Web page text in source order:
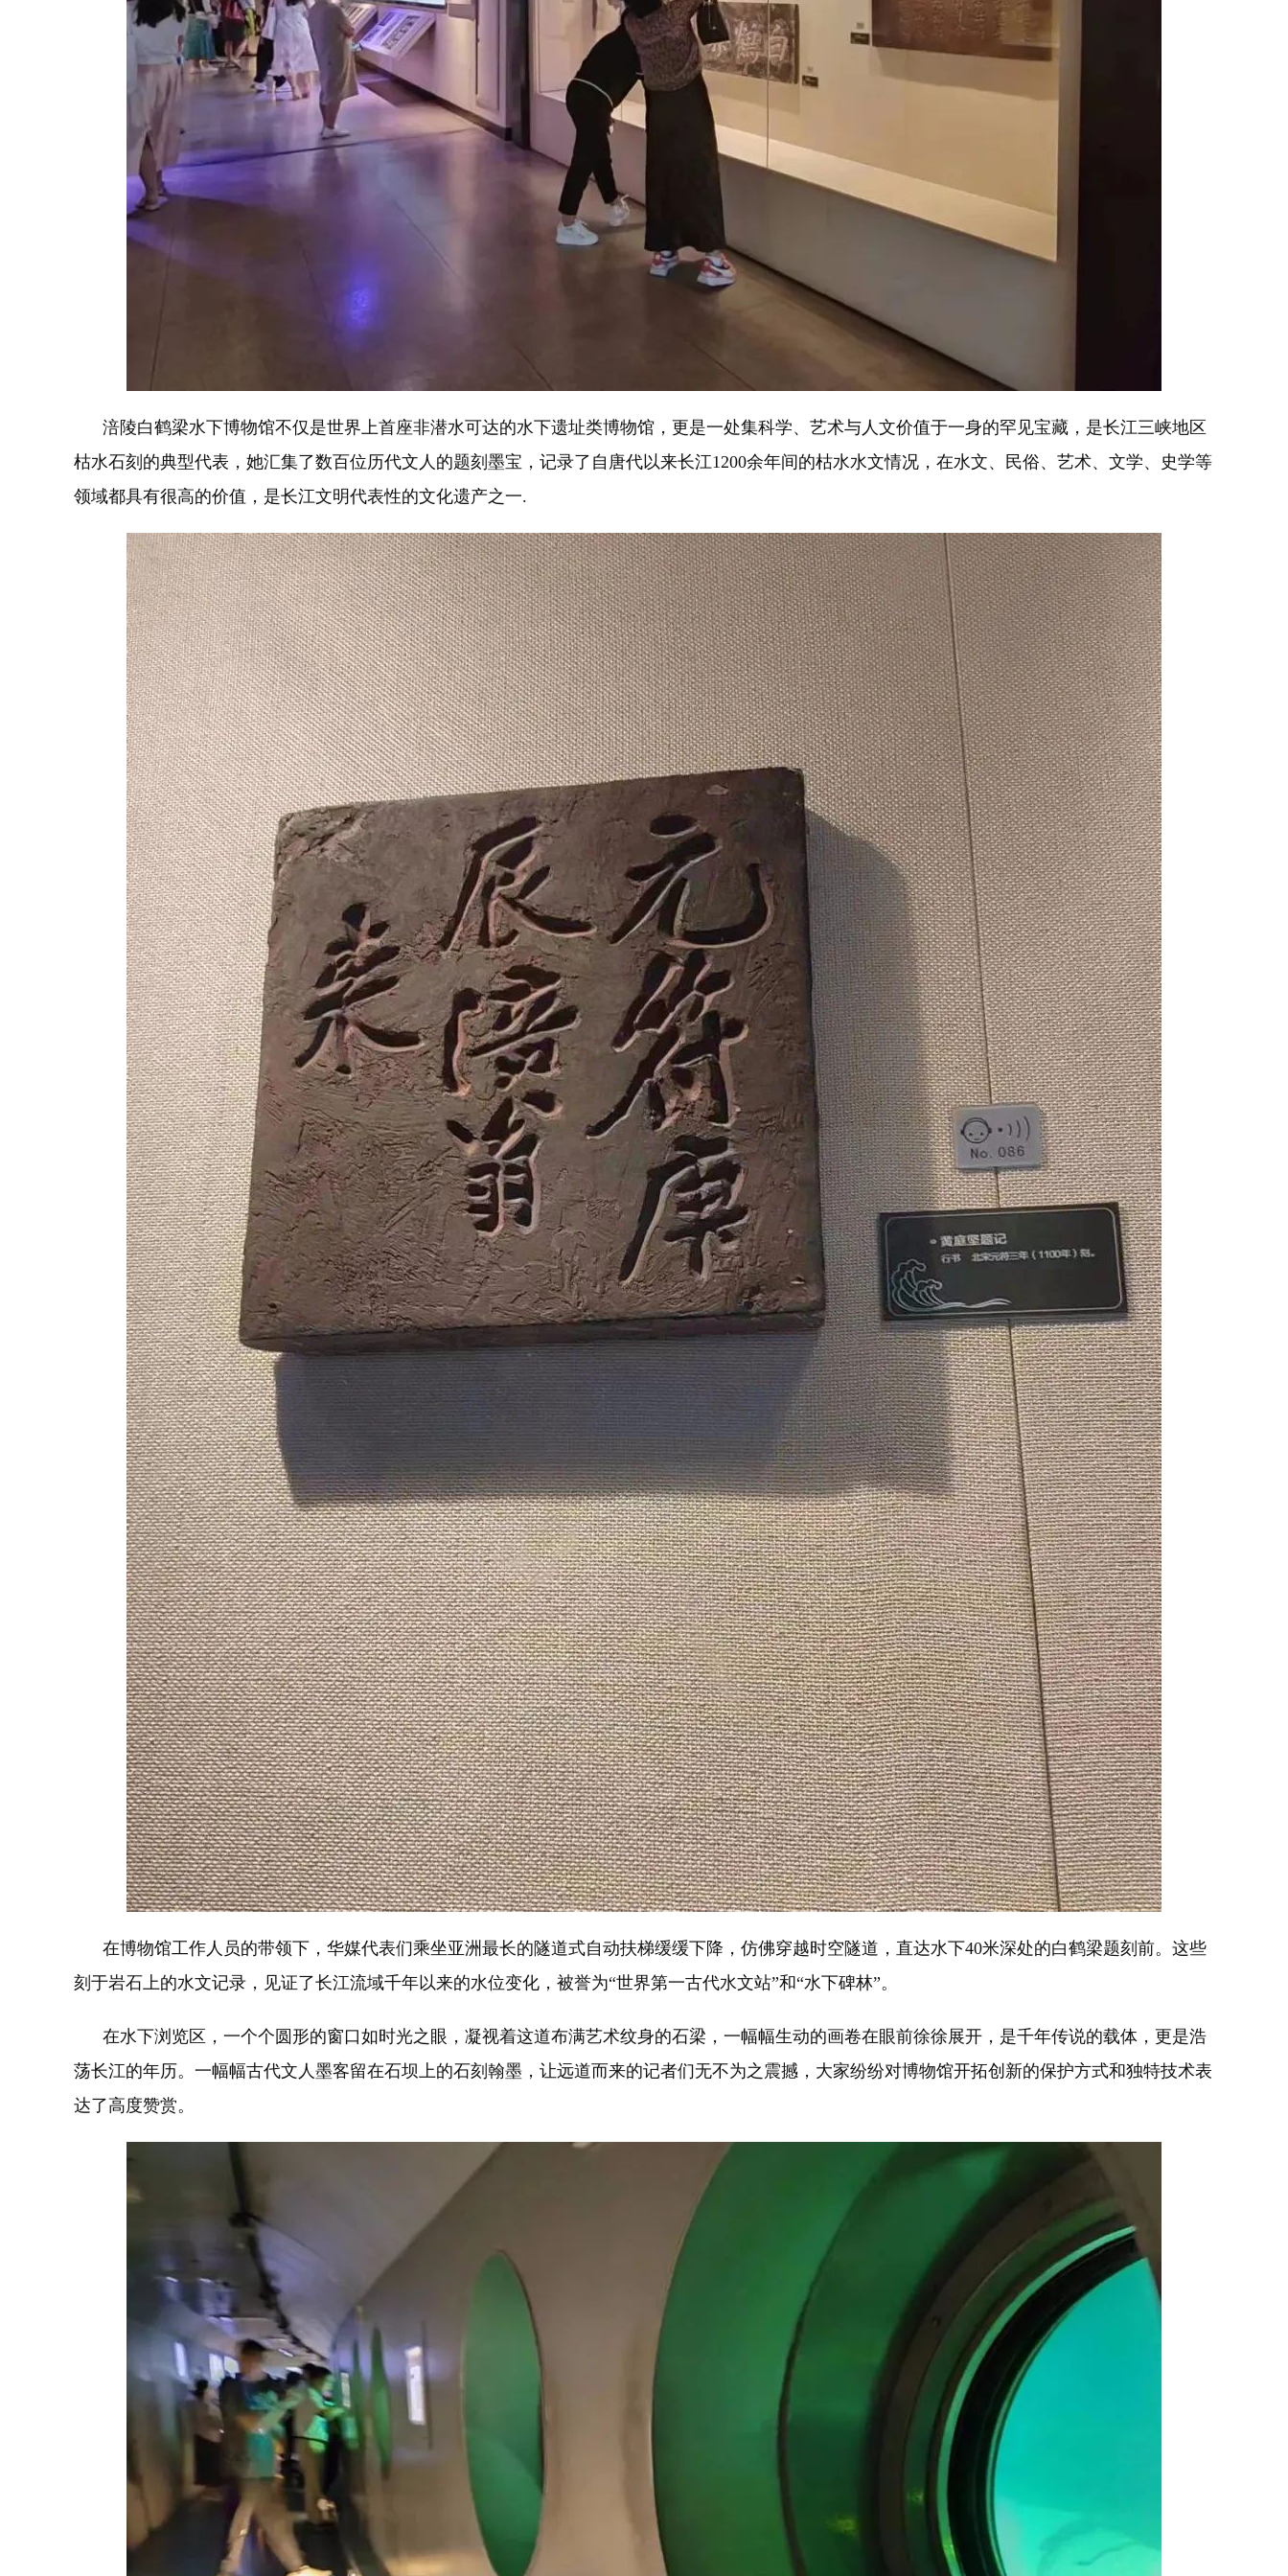
涪陵白鹤梁水下博物馆不仅是世界上首座非潜水可达的水下遗址类博物馆，更是一处集科学、艺术与人文价值于一身的罕见宝藏，是长江三峡地区
枯水石刻的典型代表，她汇集了数百位历代文人的题刻墨宝，记录了自唐代以来长江1200余年间的枯水水文情况，在水文、民俗、艺术、文学、史学等
领域都具有很高的价值，是长江文明代表性的文化遗产之一.
在博物馆工作人员的带领下，华媒代表们乘坐亚洲最长的隧道式自动扶梯缓缓下降，仿佛穿越时空隧道，直达水下40米深处的白鹤梁题刻前。这些
刻于岩石上的水文记录，见证了长江流域千年以来的水位变化，被誉为“世界第一古代水文站”和“水下碑林”。
在水下浏览区，一个个圆形的窗口如时光之眼，凝视着这道布满艺术纹身的石梁，一幅幅生动的画卷在眼前徐徐展开，是千年传说的载体，更是浩
荡长江的年历。一幅幅古代文人墨客留在石坝上的石刻翰墨，让远道而来的记者们无不为之震撼，大家纷纷对博物馆开拓创新的保护方式和独特技术表
达了高度赞赏。